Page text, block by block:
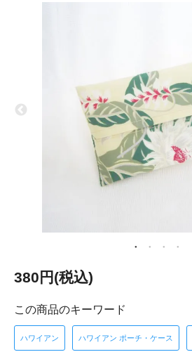
380円(税込)
この商品のキーワード
ハワイアン ハワイアン ポーチ・ケース